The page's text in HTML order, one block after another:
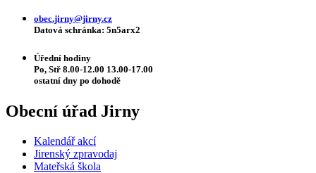
obec.jirny@jirny.cz
Datová schránka: 5n5arx2
Úřední hodiny
Po, Stř 8.00-12.00 13.00-17.00
ostatní dny po dohodě
Obecní úřad Jirny
Kalendář akcí
Jirenský zpravodaj
Mateřská škola